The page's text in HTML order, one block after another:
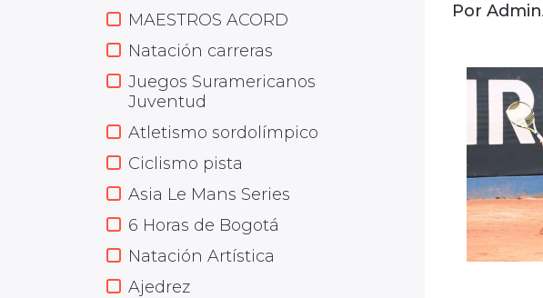
MAESTROS ACORD
Natación carreras
Juegos Suramericanos
Juventud
Atletismo sordolímpico
Ciclismo pista
Asia Le Mans Series
6 Horas de Bogotá
Natación Artística
Ajedrez
Por